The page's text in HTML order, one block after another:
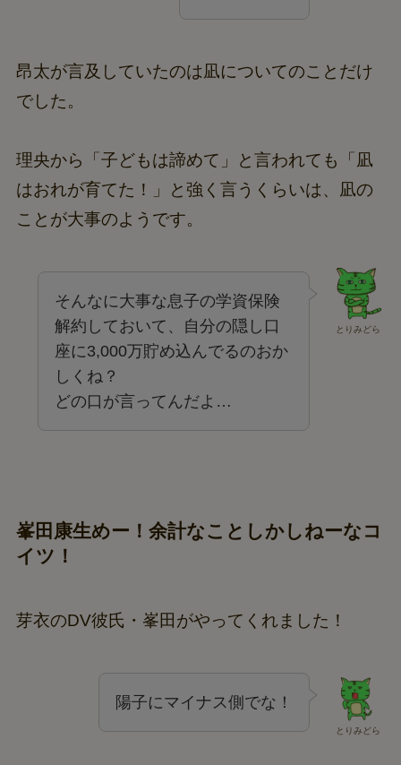
昂太が言及していたのは凪についてのことだけ
でした。
理央から「子どもは諦めて」と言われても「凪
はおれが育てた！」と強く言うくらいは、凪の
ことが大事のようです。
とりみどら
そんなに大事な息子の学資保険
解約しておいて、自分の隠し口
座に3,000万貯め込んでるのおか
しくね？
どの口が言ってんだよ…
峯田康生めー！余計なことしかしねーなコ
イツ！
芽衣のDV彼氏・峯田がやってくれました！
とりみどら
陽子にマイナス側でな！